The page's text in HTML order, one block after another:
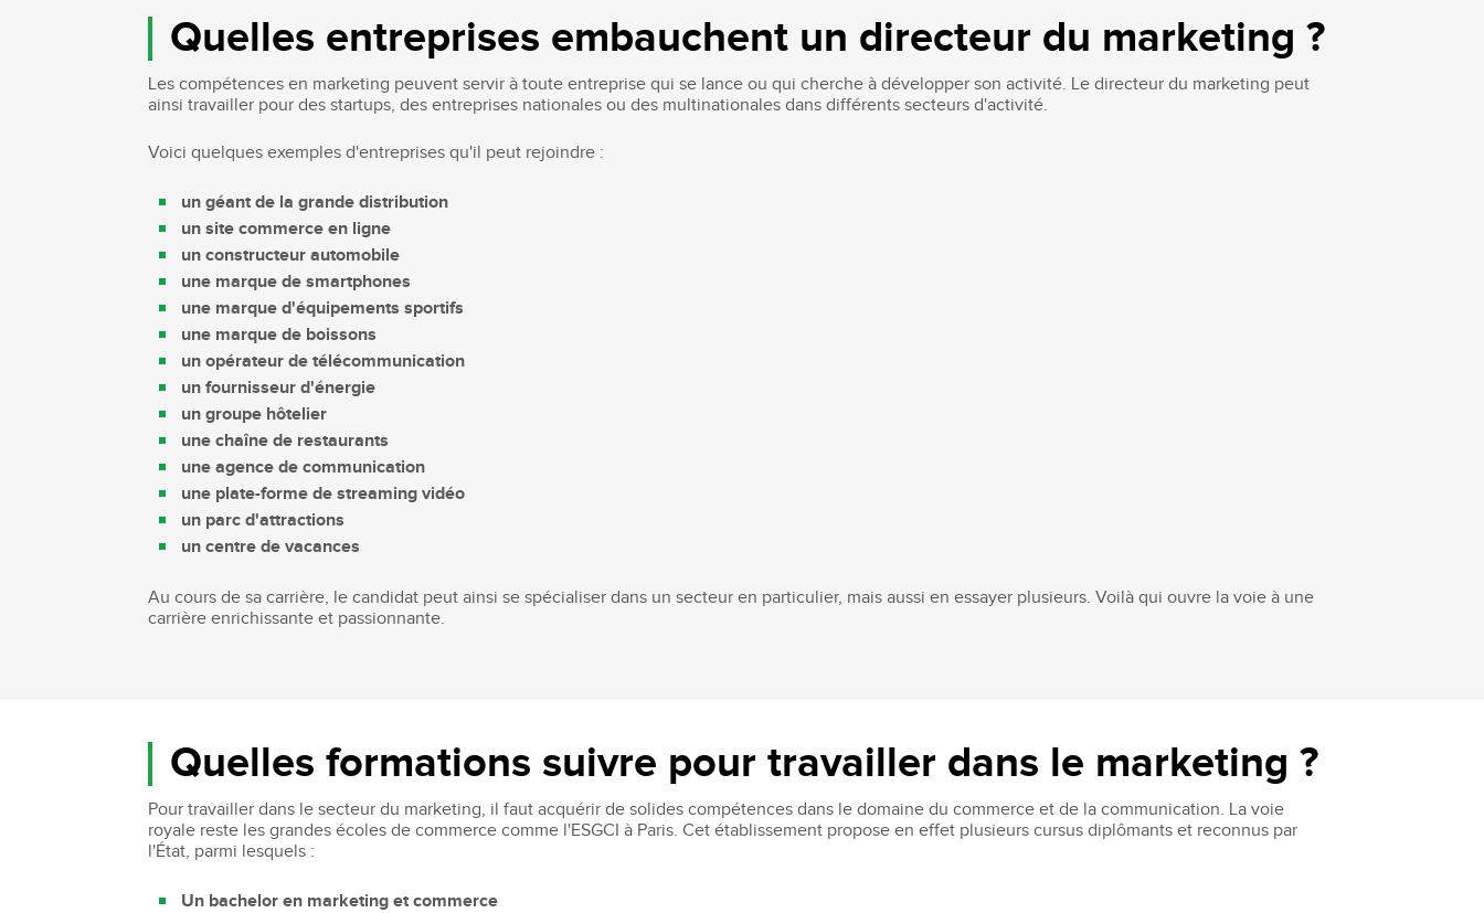
Quelles entreprises embauchent un directeur du marketing ?
Les compétences en marketing peuvent servir à toute entreprise qui se lance ou qui cherche à développer son activité. Le directeur du marketing peut
ainsi travailler pour des startups, des entreprises nationales ou des multinationales dans différents secteurs d'activité.
Voici quelques exemples d'entreprises qu'il peut rejoindre :
un géant de la grande distribution
un site commerce en ligne
un constructeur automobile
une marque de smartphones
une marque d'équipements sportifs
une marque de boissons
un opérateur de télécommunication
un fournisseur d'énergie
un groupe hôtelier
une chaîne de restaurants
une agence de communication
une plate-forme de streaming vidéo
un parc d'attractions
un centre de vacances
Au cours de sa carrière, le candidat peut ainsi se spécialiser dans un secteur en particulier, mais aussi en essayer plusieurs. Voilà qui ouvre la voie à une
carrière enrichissante et passionnante.
Quelles formations suivre pour travailler dans le marketing ?
Pour travailler dans le secteur du marketing, il faut acquérir de solides compétences dans le domaine du commerce et de la communication. La voie
royale reste les grandes écoles de commerce comme l'ESGCI à Paris. Cet établissement propose en effet plusieurs cursus diplômants et reconnus par
l'État, parmi lesquels :
Un bachelor en marketing et commerce